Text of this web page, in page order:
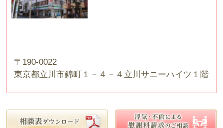
〒190-0022
東京都立川市錦町１－４－４立川サニーハイツ１階